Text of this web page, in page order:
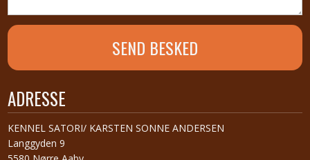
ADRESSE
​KENNEL SATORI/ KARSTEN SONNE ANDERSEN
Langgyden 9